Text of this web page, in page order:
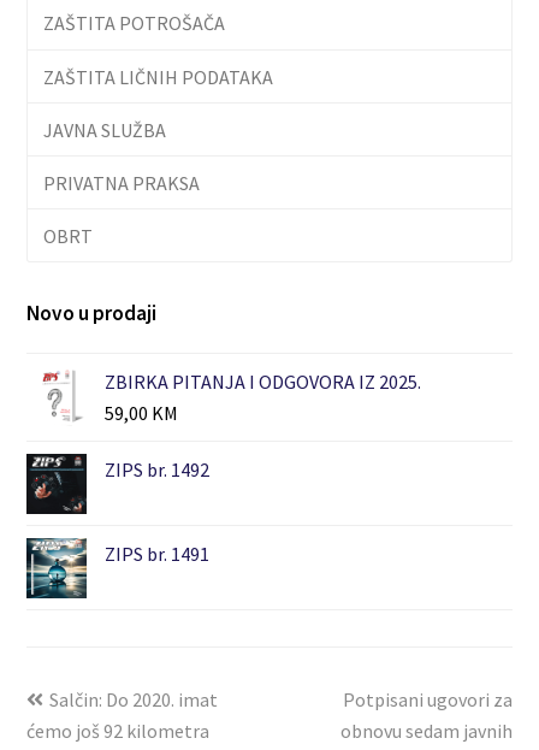
ZAŠTITA POTROŠAČA
ZAŠTITA LIČNIH PODATAKA
JAVNA SLUŽBA
PRIVATNA PRAKSA
OBRT
Novo u prodaji
ZBIRKA PITANJA I ODGOVORA IZ 2025.
59,00 KM
ZIPS br. 1492
ZIPS br. 1491
Salčin: Do 2020. imat
ćemo još 92 kilometra
Potpisani ugovori za
obnovu sedam javnih